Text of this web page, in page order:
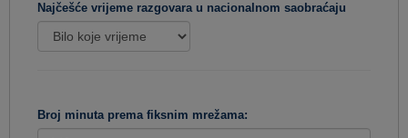
Najčešće vrijeme razgovara u nacionalnom saobraćaju
Broj minuta prema fiksnim mrežama: